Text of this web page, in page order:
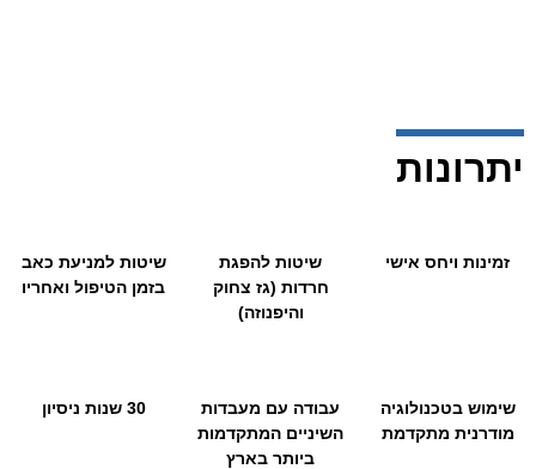
יתרונות
זמינות ויחס אישי
שיטות להפגת
חרדות (גז צחוק
והיפנוזה)
שיטות למניעת כאב
בזמן הטיפול ואחריו
שימוש בטכנולוגיה
מודרנית מתקדמת
עבודה עם מעבדות
השיניים המתקדמות
ביותר בארץ
30 שנות ניסיון